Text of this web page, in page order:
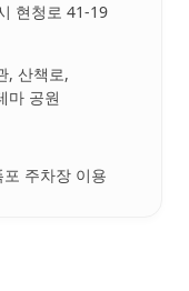
현청로 41-19
, 산책로,
마 공원
주차장 이용